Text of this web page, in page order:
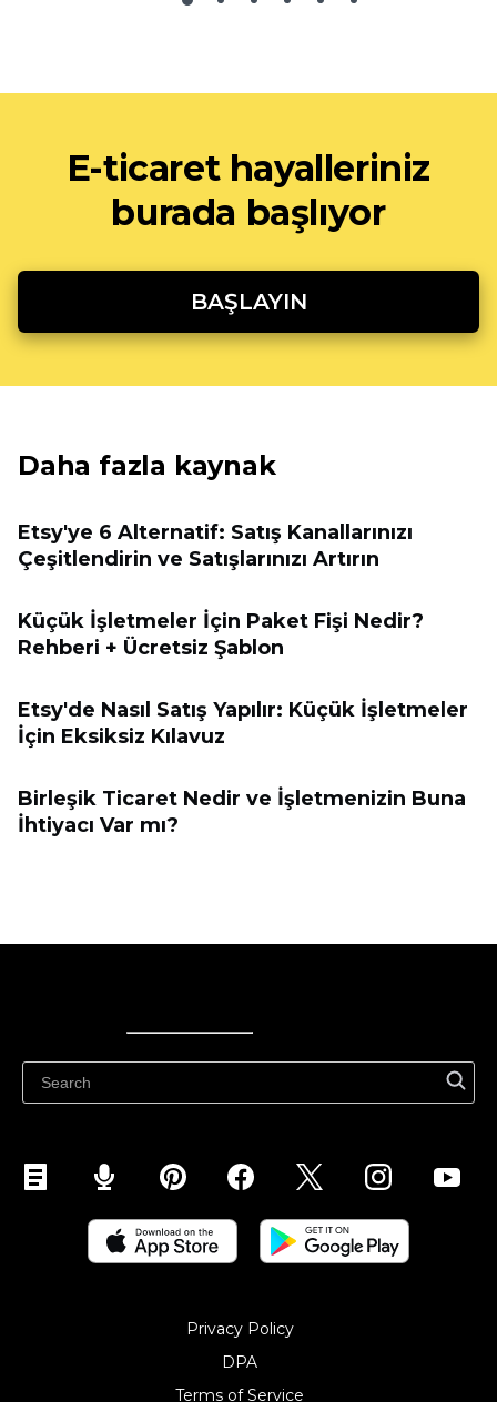
E-ticaret hayalleriniz
burada başlıyor
BAŞLAYIN
Daha fazla kaynak
Etsy'ye 6 Alternatif: Satış Kanallarınızı
Çeşitlendirin ve Satışlarınızı Artırın
Küçük İşletmeler İçin Paket Fişi Nedir?
Rehberi + Ücretsiz Şablon
Etsy'de Nasıl Satış Yapılır: Küçük İşletmeler
İçin Eksiksiz Kılavuz
Birleşik Ticaret Nedir ve İşletmenizin Buna
İhtiyacı Var mı?
Privacy Policy
DPA
Terms of Service